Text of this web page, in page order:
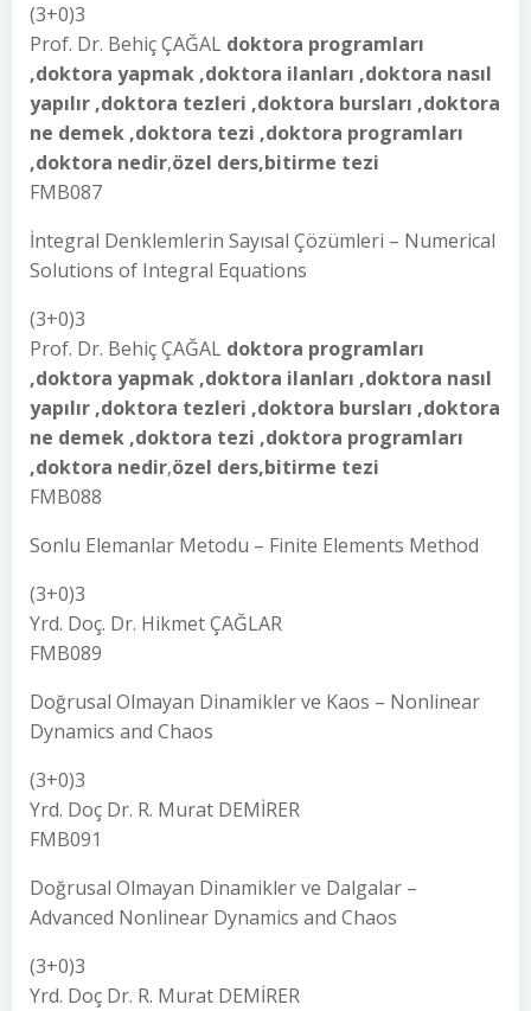
(3+0)3
Prof. Dr. Behiç ÇAĞAL doktora programları
,doktora yapmak ,doktora ilanları ,doktora nasıl
yapılır ,doktora tezleri ,doktora bursları ,doktora
ne demek ,doktora tezi ,doktora programları
,doktora nedir,özel ders,bitirme tezi
FMB087
İntegral Denklemlerin Sayısal Çözümleri – Numerical
Solutions of Integral Equations
(3+0)3
Prof. Dr. Behiç ÇAĞAL doktora programları
,doktora yapmak ,doktora ilanları ,doktora nasıl
yapılır ,doktora tezleri ,doktora bursları ,doktora
ne demek ,doktora tezi ,doktora programları
,doktora nedir,özel ders,bitirme tezi
FMB088
Sonlu Elemanlar Metodu – Finite Elements Method
(3+0)3
Yrd. Doç. Dr. Hikmet ÇAĞLAR
FMB089
Doğrusal Olmayan Dinamikler ve Kaos – Nonlinear
Dynamics and Chaos
(3+0)3
Yrd. Doç Dr. R. Murat DEMİRER
FMB091
Doğrusal Olmayan Dinamikler ve Dalgalar –
Advanced Nonlinear Dynamics and Chaos
(3+0)3
Yrd. Doç Dr. R. Murat DEMİRER